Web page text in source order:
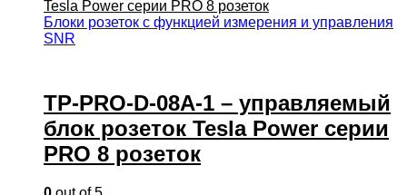
Блоки розеток с функцией измерения и управления
SNR
TP-PRO-D-08A-1 – управляемый
блок розеток Tesla Power серии
PRO 8 розеток